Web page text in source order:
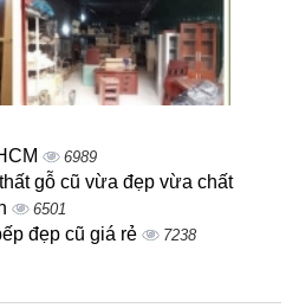
6989
gỗ cũ vừa đẹp vừa chất
6501
đẹp cũ giá rẻ 7238